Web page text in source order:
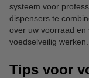
systeem voor
dispensers te
over uw voorraad
voedselveilig werken.
Tips voor